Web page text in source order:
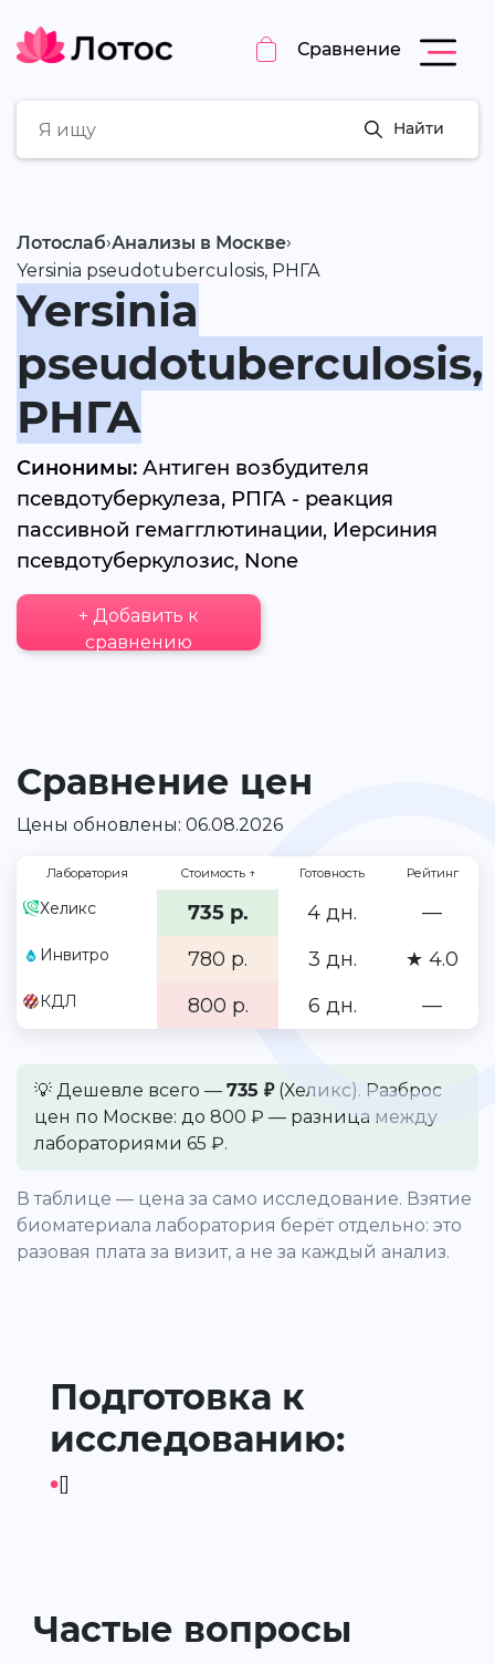
Сравнение
Найти
Лотослаб›Анализы в Москве›
Yersinia pseudotuberculosis, РНГА
Yersinia
pseudotuberculosis,
РНГА
Синонимы: Антиген возбудителя
псевдотуберкулеза, РПГА - реакция
пассивной гемагглютинации, Иерсиния
псевдотуберкулозис, None
+ Добавить к
сравнению
Сравнение цен
Цены обновлены: 06.08.2026
Лаборатория Стоимость ↑ Готовность Рейтинг
Хеликс 735 р. 4 дн. —
Инвитро 780 р. 3 дн. ★ 4.0
КДЛ 800 р. 6 дн. —
💡 Дешевле всего — 735 ₽(Хеликс). Разброс
цен по Москве: до 800 ₽ — разница между
лабораториями 65 ₽.
В таблице — цена за само исследование. Взятие
биоматериала лаборатория берёт отдельно: это
разовая плата за визит, а не за каждый анализ.
Подготовка к
исследованию:
•[]
Частые вопросы